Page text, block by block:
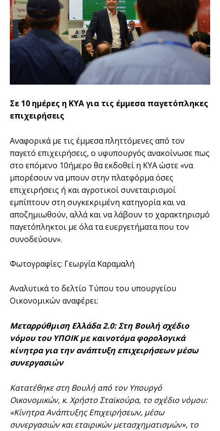
Σε 10 ημέρες η ΚΥΑ για τις έμμεσα παγετόπληκες
επιχειρήσεις
Αναφορικά με τις έμμεσα πληττόμενες από τον
παγετό επιχειρήσεις, ο υφυπουργός ανακοίνωσε πως
στο επόμενο 10ήμερο θα εκδοθεί η ΚΥΑ ώστε «να
μπορέσουν να μπουν στην πλατφόρμα όσες
επιχειρήσεις ή και αγροτικοί συνεταιρισμοί
εμπίπτουν στη συγκεκριμένη κατηγορία και να
αποζημιωθούν, αλλά και να λάβουν το χαρακτηρισμό
παγετόπληκτοι με όλα τα ευεργετήματα που τον
συνοδεύουν».
Φωτογραφίες: Γεωργία Καραμαλή
Αναλυτικά το δελτίο Τύπου του υπουργείου
Οικονομικών αναφέρει:
Μεταρρύθμιση Ελλάδα 2.0: Στη Βουλή σχέδιο
νόμου του ΥΠΟΙΚ με καινοτόμα φορολογικά
κίνητρα για την ανάπτυξη επιχειρήσεων μέσω
συνεργασιών
Κατατέθηκε στη Βουλή από τον Υπουργό
Οικονομικών, κ. Χρήστο Σταϊκούρα, το σχέδιο νόμου:
«Κίνητρα Ανάπτυξης Επιχειρήσεων, μέσω
συνεργασιών και εταιρικών μετασχηματισμών», το